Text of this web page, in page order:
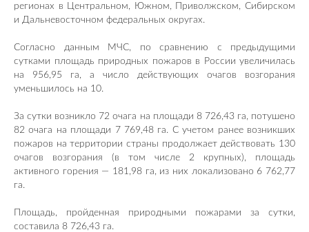
регионах в Центральном, Южном, Приволжском, Сибирском
и Дальневосточном федеральных округах.
Согласно данным МЧС, по сравнению с предыдущими
сутками площадь природных пожаров в России увеличилась
на 956,95 га, а число действующих очагов возгорания
уменьшилось на 10.
За сутки возникло 72 очага на площади 8 726,43 га, потушено
82 очага на площади 7 769,48 га. С учетом ранее возникших
пожаров на территории страны продолжает действовать 130
очагов возгорания (в том числе 2 крупных), площадь
активного горения — 181,98 га, из них локализовано 6 762,77
га.
Площадь, пройденная природными пожарами за сутки,
составила 8 726,43 га.